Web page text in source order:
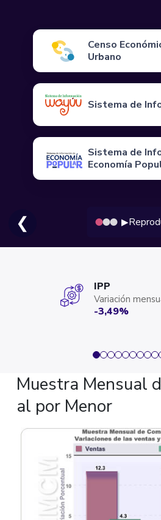
Censo
Urbano
Sistema de
Sistema de
Economía
❮ ▶
Variación
IPP
-3,49%
Muestra Mensual
al por Menor